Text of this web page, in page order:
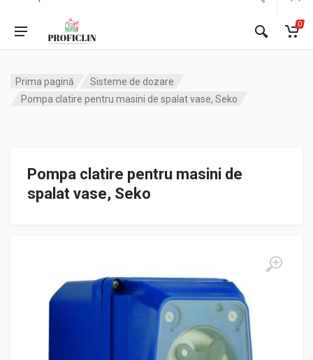
0
Prima pagină
Sisteme de dozare
Pompa clatire pentru masini de spalat vase, Seko
Pompa clatire pentru masini de
spalat vase, Seko